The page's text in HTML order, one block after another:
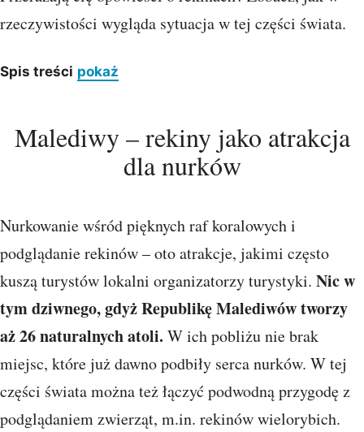
rzeczywistości wygląda sytuacja w tej części świata.
Spis treści pokaż
Malediwy – rekiny jako atrakcja
dla nurków
Nurkowanie wśród pięknych raf koralowych i
podglądanie rekinów – oto atrakcje, jakimi często
kuszą turystów lokalni organizatorzy turystyki. Nic w
tym dziwnego, gdyż Republikę Malediwów tworzy
aż 26 naturalnych atoli. W ich pobliżu nie brak
miejsc, które już dawno podbiły serca nurków. W tej
części świata można też łączyć podwodną przygodę z
podglądaniem zwierząt, m.in. rekinów wielorybich.